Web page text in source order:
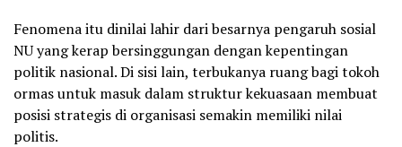
Fenomena itu dinilai lahir dari besarnya pengaruh sosial
NU yang kerap bersinggungan dengan kepentingan
politik nasional. Di sisi lain, terbukanya ruang bagi tokoh
ormas untuk masuk dalam struktur kekuasaan membuat
posisi strategis di organisasi semakin memiliki nilai
politis.